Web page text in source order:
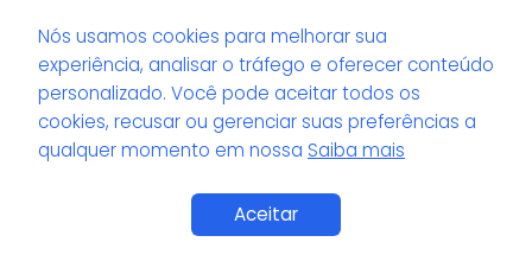
próximas utilizações.
Posts Relacionados
Polimento vs.
Cristalização: Qual a
Nós usamos cookies para melhorar sua
experiência, analisar o tráfego e oferecer conteúdo
personalizado. Você pode aceitar todos os
cookies, recusar ou gerenciar suas preferências a
qualquer momento em nossa Saiba mais
Aceitar